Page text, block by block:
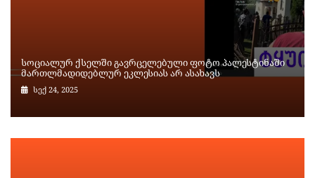
სოციალურ ქსელში გავრცელებული ფოტო პალესტინაში
მართლმადიდებლურ ეკლესიას არ ასახავს
სექ 24, 2025